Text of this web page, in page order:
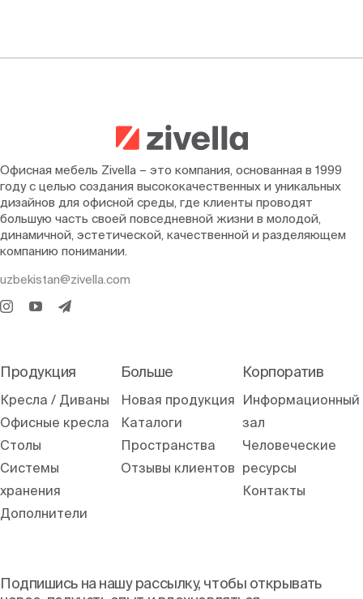
Офисная мебель Zivella – это компания, основанная в 1999
году с целью создания высококачественных и уникальных
дизайнов для офисной среды, где клиенты проводят
большую часть своей повседневной жизни в молодой,
динамичной, эстетической, качественной и разделяющем
компанию понимании.
uzbekistan@zivella.com
Продукция
Кресла / Диваны
Офисные кресла
Столы
Системы
хранения
Дополнители
Больше
Новая продукция
Каталоги
Пространства
Отзывы клиентов
Корпоратив
Информационный
зал
Человеческие
ресурсы
Контакты
Подпишись на нашу рассылку, чтобы открывать